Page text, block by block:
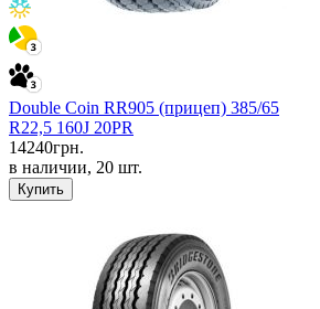
Double Coin RR905 (прицеп) 385/65
R22,5 160J 20PR
14240грн.
в наличии, 20 шт.
Купить